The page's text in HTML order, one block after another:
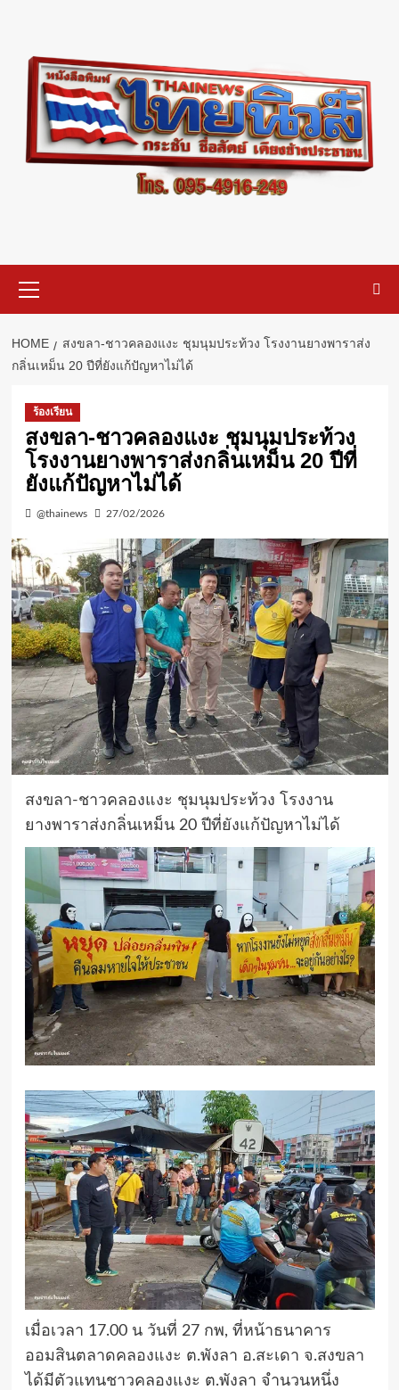
content
Menu
HOME
สงขลา-ชาวคลองแงะ ชุมนุมประท้วง โรงงานยางพาราส่ง
กลิ่นเหม็น 20 ปีที่ยังแก้ปัญหาไม่ได้
ร้องเรียน
สงขลา-ชาวคลองแงะ ชุมนุมประท้วง
โรงงานยางพาราส่งกลิ่นเหม็น 20 ปีที่
ยังแก้ปัญหาไม่ได้
@thainews 27/02/2026
สงขลา-ชาวคลองแงะ ชุมนุมประท้วง โรงงาน
ยางพาราส่งกลิ่นเหม็น 20 ปีที่ยังแก้ปัญหาไม่ได้
เมื่อเวลา 17.00 น วันที่ 27 กพ, ที่หน้าธนาคาร
ออมสินตลาดคลองแงะ ต.พังลา อ.สะเดา จ.สงขลา
ได้มีตัวแทนชาวคลองแงะ ต.พังลา จำนวนหนึ่ง